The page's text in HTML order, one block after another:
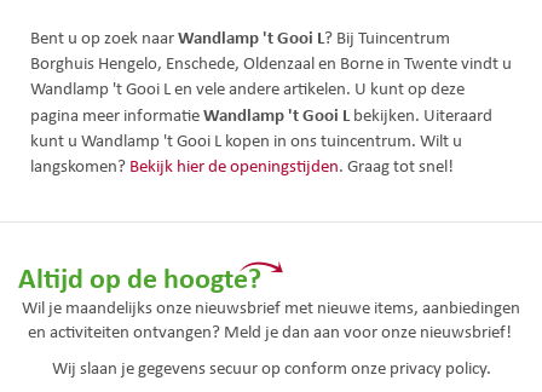
Bent u op zoek naarWandlamp 't Gooi L? Bij Tuincentrum
Borghuis Hengelo, Enschede, Oldenzaal en Borne in Twente vindt u
Wandlamp 't Gooi L en vele andere artikelen. U kunt op deze
pagina meer informatieWandlamp 't Gooi Lbekijken. Uiteraard
kunt u Wandlamp 't Gooi L kopen in ons tuincentrum. Wilt u
langskomen? Bekijk hier de openingstijden. Graag tot snel!
Altijd op de hoogte?
Wil je maandelijks onze nieuwsbrief met nieuwe items, aanbiedingen
en activiteiten ontvangen? Meld je dan aan voor onze nieuwsbrief!
Wij slaan je gegevens secuur op conform onze privacy policy.